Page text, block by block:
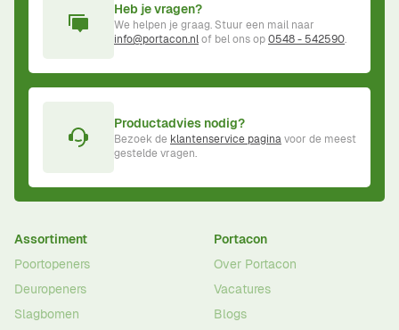
Heb je vragen?
We helpen je graag. Stuur een mail naar
info@portacon.nlof bel ons op0548 - 542590.
Productadvies nodig?
Bezoek de klantenservice paginavoor de meest
gestelde vragen.
Assortiment
Poortopeners
Deuropeners
Slagbomen
Portacon
Over Portacon
Vacatures
Blogs